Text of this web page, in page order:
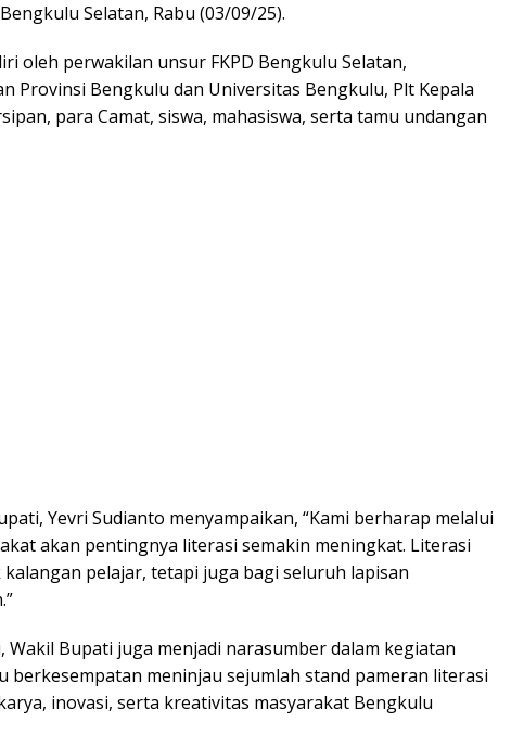
Selatan, Rabu (03/09/25).
oleh perwakilan unsur FKPD Bengkulu Selatan,
Provinsi Bengkulu dan Universitas Bengkulu, Plt Kepala
para Camat, siswa, mahasiswa, serta tamu undangan
Yevri Sudianto menyampaikan, “Kami berharap melalui
akan pentingnya literasi semakin meningkat. Literasi
pelajar, tetapi juga bagi seluruh lapisan
Wakil Bupati juga menjadi narasumber dalam kegiatan
berkesempatan meninjau sejumlah stand pameran literasi
inovasi, serta kreativitas masyarakat Bengkulu